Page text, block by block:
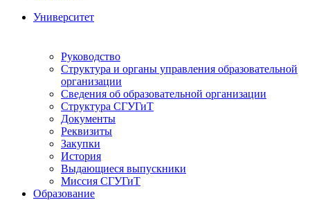
Университет
Руководство
Структура и органы управления образовательной
организации
Сведения об образовательной организации
Структура СГУГиТ
Документы
Реквизиты
Закупки
История
Выдающиеся выпускники
Миссия СГУГиТ
Образование